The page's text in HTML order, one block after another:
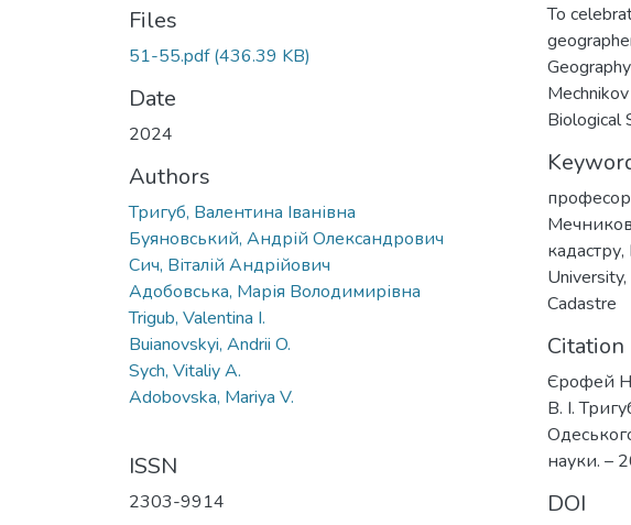
Files
51-55.pdf(436.39 KB)
Date
2024
Authors
Тригуб, Валентина Іванівна
Буяновський, Андрій Олександрович
Сич, Віталій Андрійович
Адобовська, Марія Володимирівна
Trigub, Valentina I.
Buianovskyi, Andrii O.
Sych, Vitaliy A.
Adobovska, Mariya V.
ISSN
2303-9914
To
Biological
кадастру,
University,
Cadastre
Citation
Єрофей
В. І.
науки. –
DOI